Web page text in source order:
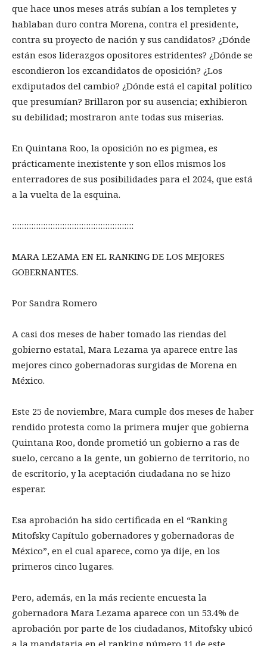
que hace unos meses atrás subían a los templetes y
hablaban duro contra Morena, contra el presidente,
contra su proyecto de nación y sus candidatos? ¿Dónde
están esos liderazgos opositores estridentes? ¿Dónde se
escondieron los excandidatos de oposición? ¿Los
exdiputados del cambio? ¿Dónde está el capital político
que presumían? Brillaron por su ausencia; exhibieron
su debilidad; mostraron ante todas sus miserias.
En Quintana Roo, la oposición no es pigmea, es
prácticamente inexistente y son ellos mismos los
enterradores de sus posibilidades para el 2024, que está
a la vuelta de la esquina.
:::::::::::::::::::::::::::::::::::::::::::::::::::
MARA LEZAMA EN EL RANKING DE LOS MEJORES
GOBERNANTES.
Por Sandra Romero
A casi dos meses de haber tomado las riendas del
gobierno estatal, Mara Lezama ya aparece entre las
mejores cinco gobernadoras surgidas de Morena en
México.
Este 25 de noviembre, Mara cumple dos meses de haber
rendido protesta como la primera mujer que gobierna
Quintana Roo, donde prometió un gobierno a ras de
suelo, cercano a la gente, un gobierno de territorio, no
de escritorio, y la aceptación ciudadana no se hizo
esperar.
Esa aprobación ha sido certificada en el “Ranking
Mitofsky Capítulo gobernadores y gobernadoras de
México”, en el cual aparece, como ya dije, en los
primeros cinco lugares.
Pero, además, en la más reciente encuesta la
gobernadora Mara Lezama aparece con un 53.4% de
aprobación por parte de los ciudadanos, Mitofsky ubicó
a la mandataria en el ranking número 11 de este